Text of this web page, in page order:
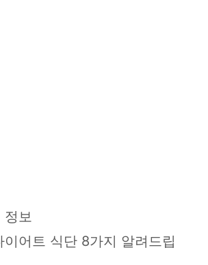
정보
이어트 식단 8가지 알려드립